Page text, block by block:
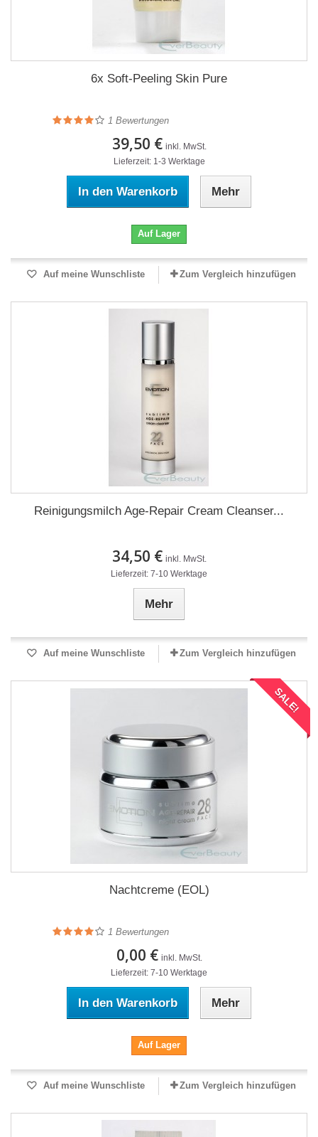
6x Soft-Peeling Skin Pure
1 Bewertungen
39,50 € inkl. MwSt.
Lieferzeit: 1-3 Werktage
In den Warenkorb Mehr
Auf Lager
Auf meine Wunschliste Zum Vergleich hinzufügen
Reinigungsmilch Age-Repair Cream Cleanser...
34,50 € inkl. MwSt.
Lieferzeit: 7-10 Werktage
Mehr
Auf meine Wunschliste Zum Vergleich hinzufügen
SALE!
Nachtcreme (EOL)
1 Bewertungen
0,00 € inkl. MwSt.
Lieferzeit: 7-10 Werktage
In den Warenkorb Mehr
Auf Lager
Auf meine Wunschliste Zum Vergleich hinzufügen